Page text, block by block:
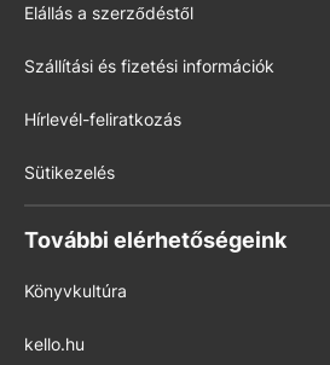
Elállás a szerződéstől
Szállítási és fizetési információk
Hírlevél-feliratkozás
Sütikezelés
További elérhetőségeink
Könyvkultúra
kello.hu